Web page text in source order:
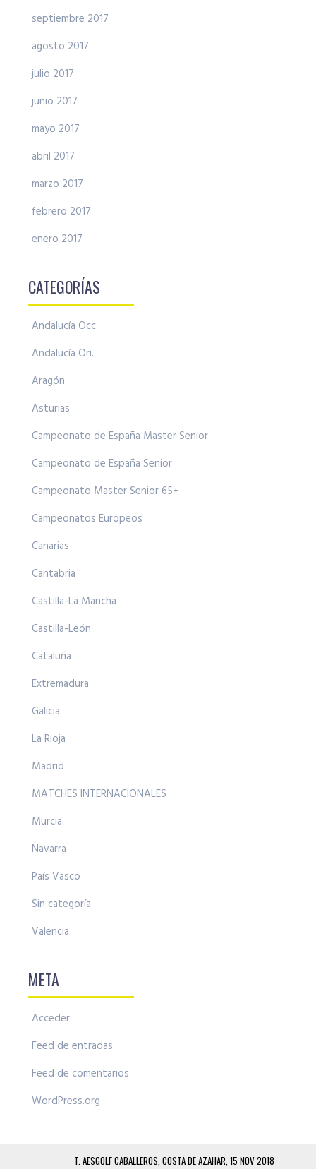
septiembre 2017
agosto 2017
julio 2017
junio 2017
mayo 2017
abril 2017
marzo 2017
febrero 2017
enero 2017
CATEGORÍAS
Andalucía Occ.
Andalucía Ori.
Aragón
Asturias
Campeonato de España Master Senior
Campeonato de España Senior
Campeonato Master Senior 65+
Campeonatos Europeos
Canarias
Cantabria
Castilla-La Mancha
Castilla-León
Cataluña
Extremadura
Galicia
La Rioja
Madrid
MATCHES INTERNACIONALES
Murcia
Navarra
País Vasco
Sin categoría
Valencia
META
Acceder
Feed de entradas
Feed de comentarios
WordPress.org
T. AESGOLF CABALLEROS, COSTA DE AZAHAR, 15 NOV 2018